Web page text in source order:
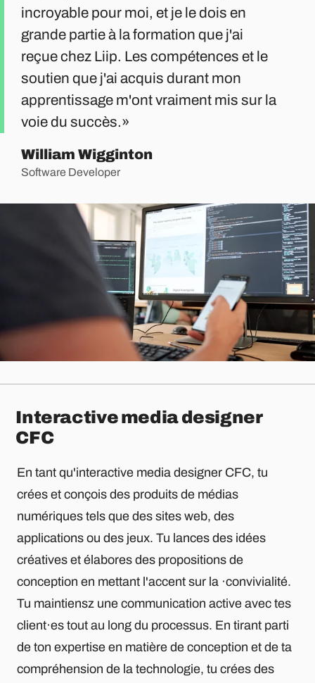
incroyable pour moi, et je le dois en
grande partie à la formation que j'ai
reçue chez Liip. Les compétences et le
soutien que j'ai acquis durant mon
apprentissage m'ont vraiment mis sur la
voie du succès.
William Wigginton
Software Developer
Interactive media designer
CFC
En tant qu'interactive media designer CFC, tu
crées et conçois des produits de médias
numériques tels que des sites web, des
applications ou des jeux. Tu lances des idées
créatives et élabores des propositions de
conception en mettant l'accent sur la ·convivialité.
Tu maintiensz une communication active avec tes
client·es tout au long du processus. En tirant parti
de ton expertise en matière de conception et de ta
compréhension de la technologie, tu crées des